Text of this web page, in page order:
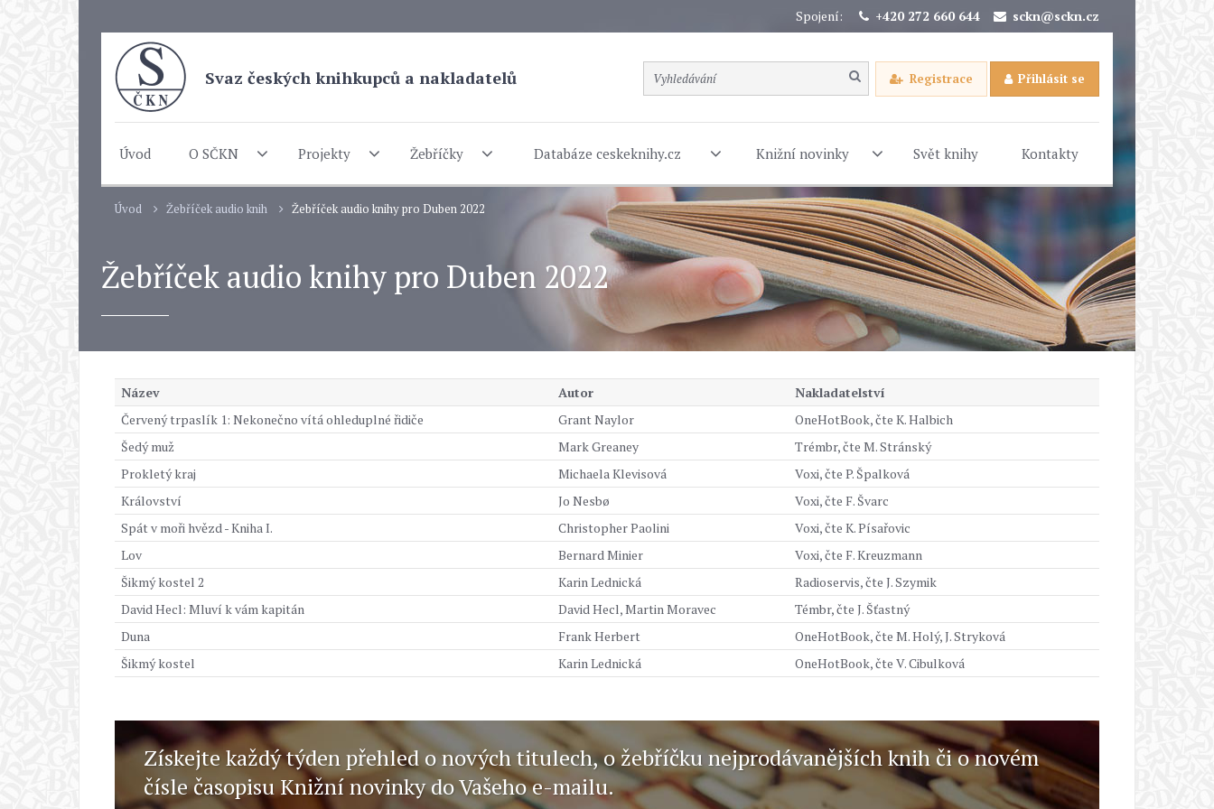
Spojení: +420 272 660 644 sckn@sckn.cz
Svaz českých knihkupců a nakladatelů Registrace Přihlásit se
Úvod O SČKN Projekty Žebříčky Databáze ceskeknihy.cz Knižní novinky Svět knihy Kontakty
Úvod Žebříček audio knih Žebříček audio knihy pro Duben 2022
Žebříček audio knihy pro Duben 2022
Název Autor
Nakladatelství
Červený trpaslík 1: Nekonečno vítá ohleduplné řidiče
Grant Naylor
OneHotBook, čte K. Halbich
Šedý muž
Mark Greaney
Trémbr, čte M. Stránský
Prokletý kraj
Michaela Klevisová
Voxi, čte P. Špalková
Království
Jo Nesbø
Voxi, čte F. Švarc
Spát v moři hvězd - Kniha I.
Christopher Paolini
Voxi, čte K. Písařovic
Lov
Bernard Minier
Voxi, čte F. Kreuzmann
Šikmý kostel 2
Karin Lednická
Radioservis, čte J. Szymik
David Hecl: Mluví k vám kapitán
David Hecl, Martin Moravec
Témbr, čte J. Šťastný
Duna
Frank Herbert
OneHotBook, čte M. Holý, J. Stryková
Šikmý kostel
Karin Lednická OneHotBook, čte V. Cibulková
Získejte každý týden přehled o nových titulech, o žebříčku nejprodávanějších knih či o novém
čísle časopisu Knižní novinky do Vašeho e-mailu.